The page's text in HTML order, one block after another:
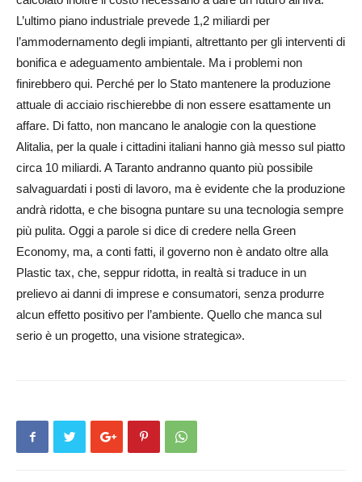
L’ultimo piano industriale prevede 1,2 miliardi per
l’ammodernamento degli impianti, altrettanto per gli interventi di
bonifica e adeguamento ambientale. Ma i problemi non
finirebbero qui. Perché per lo Stato mantenere la produzione
attuale di acciaio rischierebbe di non essere esattamente un
affare. Di fatto, non mancano le analogie con la questione
Alitalia, per la quale i cittadini italiani hanno già messo sul piatto
circa 10 miliardi. A Taranto andranno quanto più possibile
salvaguardati i posti di lavoro, ma è evidente che la produzione
andrà ridotta, e che bisogna puntare su una tecnologia sempre
più pulita. Oggi a parole si dice di credere nella Green
Economy, ma, a conti fatti, il governo non è andato oltre alla
Plastic tax, che, seppur ridotta, in realtà si traduce in un
prelievo ai danni di imprese e consumatori, senza produrre
alcun effetto positivo per l’ambiente. Quello che manca sul
serio è un progetto, una visione strategica».